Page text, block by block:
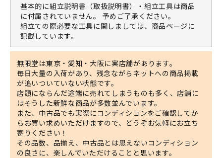
基本的に組立説明書（取扱説明書）・組立工具は商品
に付属されていません。 予めご了承ください。
組立ての際必要な工具に関しましては、商品ページに
記載しています。
無限堂は東京・愛知・大阪に実店舗があります。
毎日大量の入荷があり、残念ながらネットへの商品掲載
が追いついていない状態です。
店頭にならんだ途端に売れてしまうものも多く、店舗に
はそうした新鮮な商品が多数並んでいます。
また、中古品でも実際にコンディションをご確認してか
らお買い求めいただけますので、どうぞお気軽にお立ち
寄りください！
その品数、品揃え、中古品とは思えないコンディション
の良さに、楽しんでいただけることと思います。